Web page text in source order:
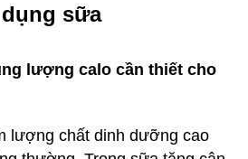
sữa
lượng calo cần thiết cho
lượng chất dinh dưỡng cao